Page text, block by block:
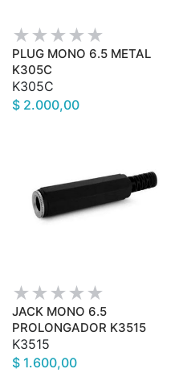
PLUG MONO 6.5 METAL
K305C
K305C
$ 2.000,00
JACK MONO 6.5
PROLONGADOR K3515
K3515
$ 1.600,00